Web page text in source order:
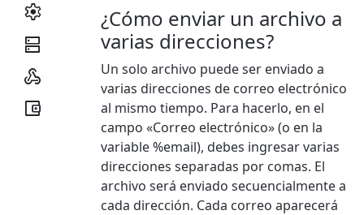




¿Cómo enviar un archivo a
varias direcciones?
Un solo archivo puede ser enviado a
varias direcciones de correo electrónico
al mismo tiempo. Para hacerlo, en el
campo «Correo electrónico» (o en la
variable %email), debes ingresar varias
direcciones separadas por comas. El
archivo será enviado secuencialmente a
cada dirección. Cada correo aparecerá